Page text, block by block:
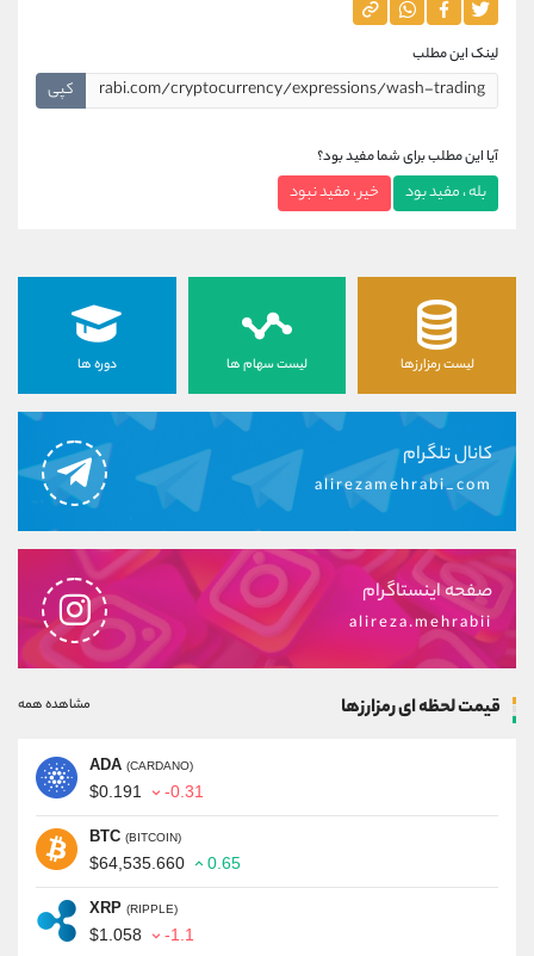
لینک این مطلب
کپی
آیا این مطلب برای شما مفید بود؟
بله ، مفید بود خیر ، مفید نبود
لیست رمزارزها لیست سهام ها دوره ها
کانال تلگرام
alirezamehrabi_com
صفحه اینستاگرام
alireza.mehrabii
قیمت لحظه ای رمزارزها مشاهده همه
ADA (CARDANO)
$0.191 -0.31
BTC (BITCOIN)
$64,535.660 0.65
XRP (RIPPLE)
$1.058 -1.1